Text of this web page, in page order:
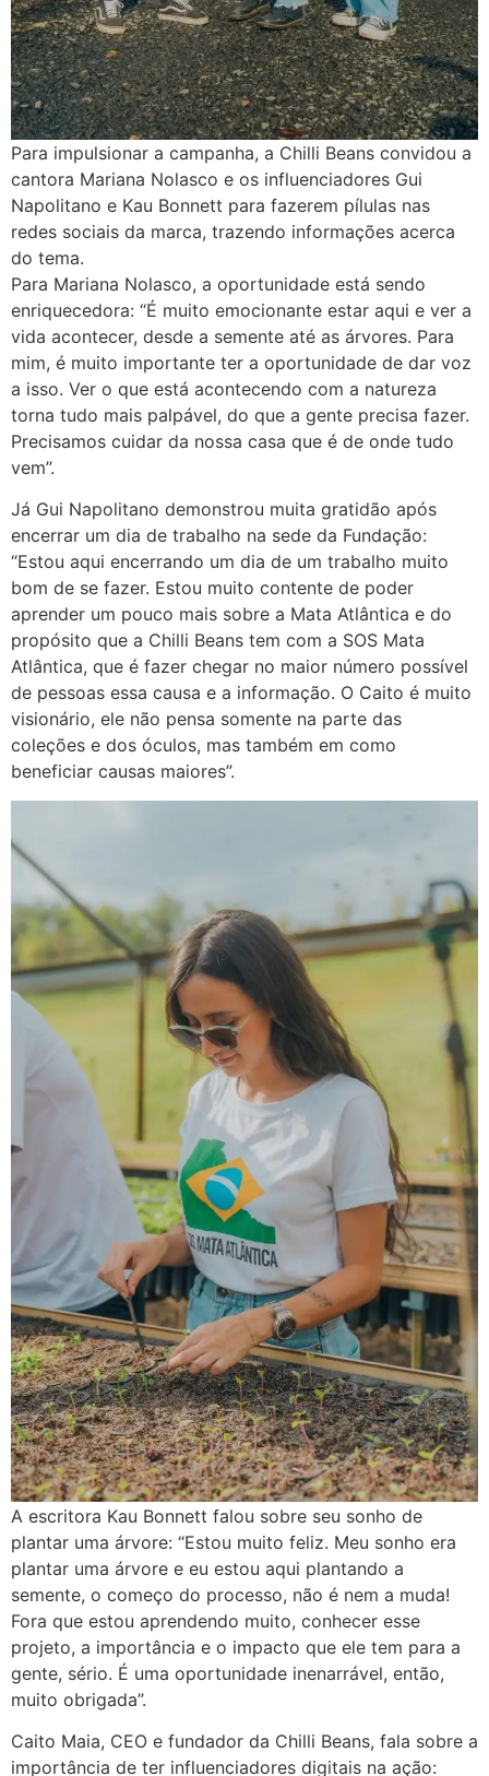
Para impulsionar a campanha, a Chilli Beans convidou a
cantora Mariana Nolasco e os influenciadores Gui
Napolitano e Kau Bonnett para fazerem pílulas nas
redes sociais da marca, trazendo informações acerca
do tema.
Para Mariana Nolasco, a oportunidade está sendo
enriquecedora: “É muito emocionante estar aqui e ver a
vida acontecer, desde a semente até as árvores. Para
mim, é muito importante ter a oportunidade de dar voz
a isso. Ver o que está acontecendo com a natureza
torna tudo mais palpável, do que a gente precisa fazer.
Precisamos cuidar da nossa casa que é de onde tudo
vem”.
Já Gui Napolitano demonstrou muita gratidão após
encerrar um dia de trabalho na sede da Fundação:
“Estou aqui encerrando um dia de um trabalho muito
bom de se fazer. Estou muito contente de poder
aprender um pouco mais sobre a Mata Atlântica e do
propósito que a Chilli Beans tem com a SOS Mata
Atlântica, que é fazer chegar no maior número possível
de pessoas essa causa e a informação. O Caito é muito
visionário, ele não pensa somente na parte das
coleções e dos óculos, mas também em como
beneficiar causas maiores”.
A escritora Kau Bonnett falou sobre seu sonho de
plantar uma árvore: “Estou muito feliz. Meu sonho era
plantar uma árvore e eu estou aqui plantando a
semente, o começo do processo, não é nem a muda!
Fora que estou aprendendo muito, conhecer esse
projeto, a importância e o impacto que ele tem para a
gente, sério. É uma oportunidade inenarrável, então,
muito obrigada”.
Caito Maia, CEO e fundador da Chilli Beans, fala sobre a
importância de ter influenciadores digitais na ação: